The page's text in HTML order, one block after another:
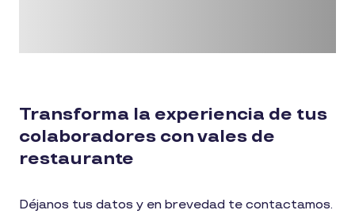
Transforma la experiencia de tus
colaboradores con vales de
restaurante
Déjanos tus datos y en brevedad te contactamos.